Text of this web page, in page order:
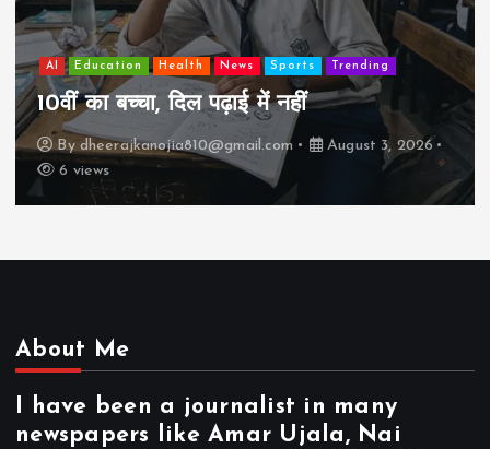
AI Education Lifestyle Mutual fund society Travel
झुग्गी में रहने वाला 10,000 कमाने वाले का बच्चा
कैसे “बड़ा आदमी” बन सकता है?
By dheerajkanojia810@gmail.com
August 2, 2026
17 views
About Me
I have been a journalist in many
newspapers like Amar Ujala, Nai